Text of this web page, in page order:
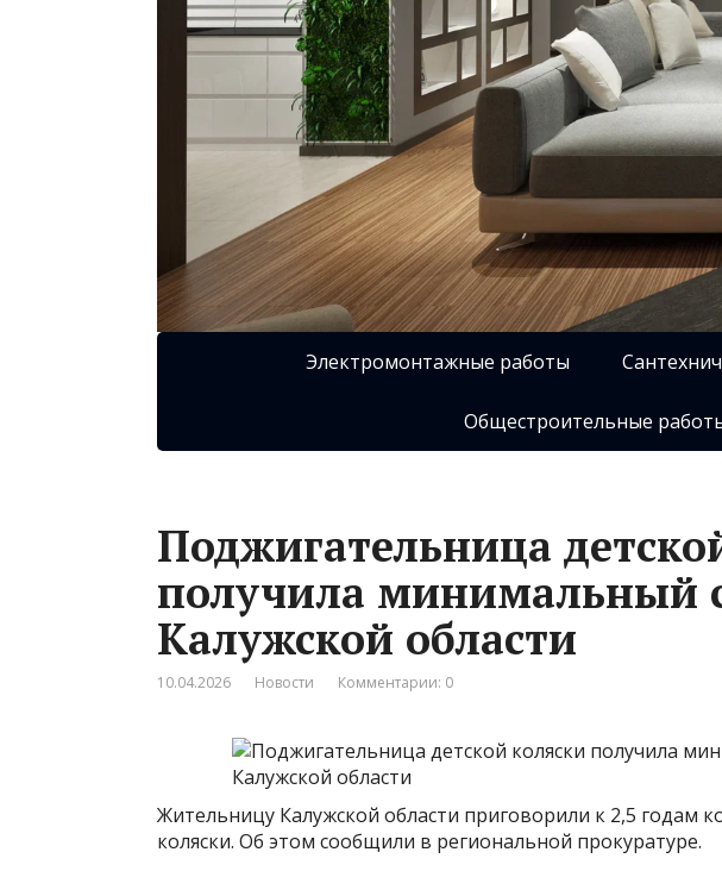
Электромонтажные работы
Общестроительные
Поджигательница
получила минимальный
Калужской области
10.04.2026 Новости Комментарии: 0
Жительницу Калужской области приговорили к 2,5 годам
коляски. Об этом сообщили в региональной прокуратуре.